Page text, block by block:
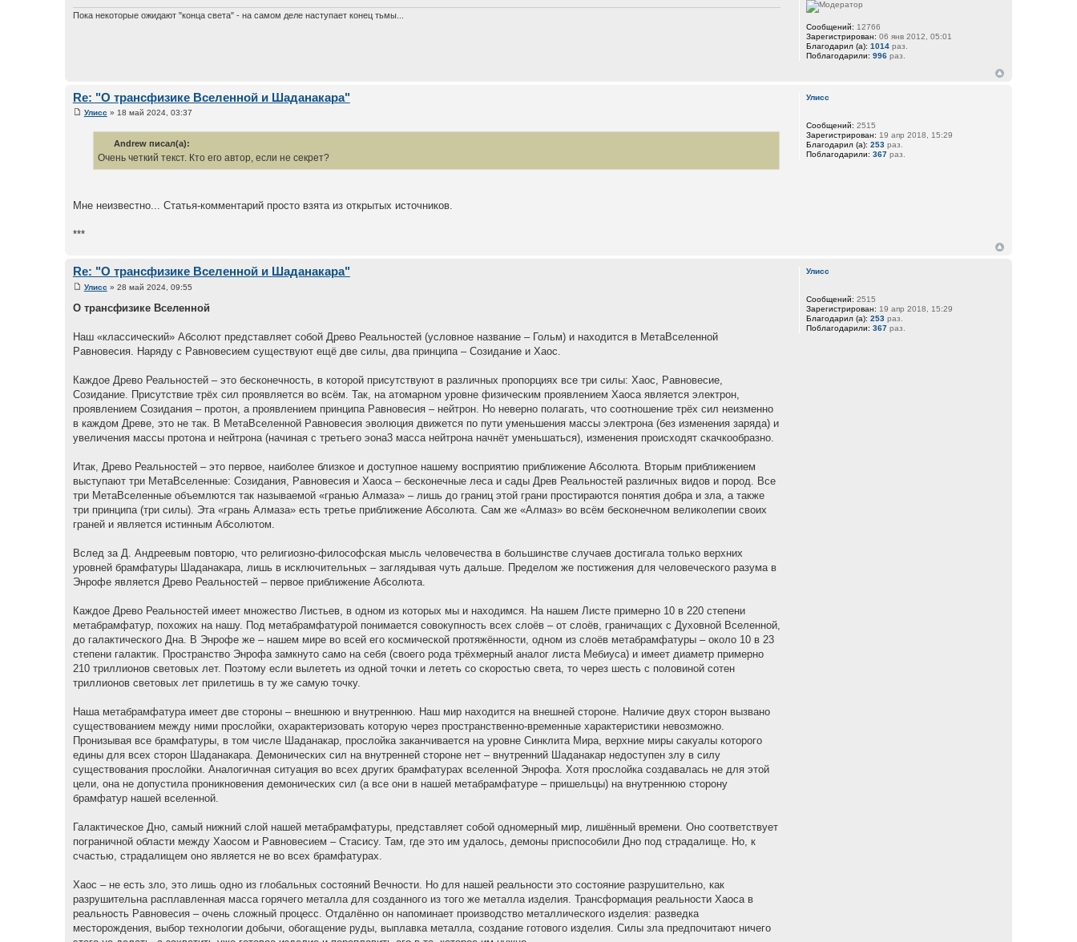
Пока некоторые ожидают "конца света" - на самом деле наступает конец тьмы...
Сообщений: 12766
Зарегистрирован: 06 янв 2012, 05:01
Благодарил (а): 1014раз.
Поблагодарили: 996раз.
Re: "О трансфизике Вселенной и Шаданакара"
Улисс » 18 май 2024, 03:37
Andrew писал(а):
Очень четкий текст. Кто его автор, если не секрет?
Мне неизвестно... Статья-комментарий просто взята из открытых источников.
***
Улисс
Сообщений: 2515
Зарегистрирован: 19 апр 2018, 15:29
Благодарил (а): 253раз.
Поблагодарили: 367раз.
Re: "О трансфизике Вселенной и Шаданакара"
Улисс » 28 май 2024, 09:55
О трансфизике Вселенной
Наш «классический» Абсолют представляет собой Древо Реальностей (условное название – Гольм) и находится в МетаВселенной
Равновесия. Наряду с Равновесием существуют ещё две силы, два принципа – Созидание и Хаос.
Каждое Древо Реальностей – это бесконечность, в которой присутствуют в различных пропорциях все три силы: Хаос, Равновесие,
Созидание. Присутствие трёх сил проявляется во всём. Так, на атомарном уровне физическим проявлением Хаоса является электрон,
проявлением Созидания – протон, а проявлением принципа Равновесия – нейтрон. Но неверно полагать, что соотношение трёх сил неизменно
в каждом Древе, это не так. В МетаВселенной Равновесия эволюция движется по пути уменьшения массы электрона (без изменения заряда) и
увеличения массы протона и нейтрона (начиная с третьего эона3 масса нейтрона начнёт уменьшаться), изменения происходят скачкообразно.
Итак, Древо Реальностей – это первое, наиболее близкое и доступное нашему восприятию приближение Абсолюта. Вторым приближением
выступают три МетаВселенные: Созидания, Равновесия и Хаоса – бесконечные леса и сады Древ Реальностей различных видов и пород. Все
три МетаВселенные объемлются так называемой «гранью Алмаза» – лишь до границ этой грани простираются понятия добра и зла, а также
три принципа (три силы). Эта «грань Алмаза» есть третье приближение Абсолюта. Сам же «Алмаз» во всём бесконечном великолепии своих
граней и является истинным Абсолютом.
Вслед за Д. Андреевым повторю, что религиозно-философская мысль человечества в большинстве случаев достигала только верхних
уровней брамфатуры Шаданакара, лишь в исключительных – заглядывая чуть дальше. Пределом же постижения для человеческого разума в
Энрофе является Древо Реальностей – первое приближение Абсолюта.
Каждое Древо Реальностей имеет множество Листьев, в одном из которых мы и находимся. На нашем Листе примерно 10 в 220 степени
метабрамфатур, похожих на нашу. Под метабрамфатурой понимается совокупность всех слоёв – от слоёв, граничащих с Духовной Вселенной,
до галактического Дна. В Энрофе же – нашем мире во всей его космической протяжённости, одном из слоёв метабрамфатуры – около 10 в 23
степени галактик. Пространство Энрофа замкнуто само на себя (своего рода трёхмерный аналог листа Мебиуса) и имеет диаметр примерно
210 триллионов световых лет. Поэтому если вылететь из одной точки и лететь со скоростью света, то через шесть с половиной сотен
триллионов световых лет прилетишь в ту же самую точку.
Наша метабрамфатура имеет две стороны – внешнюю и внутреннюю. Наш мир находится на внешней стороне. Наличие двух сторон вызвано
существованием между ними прослойки, охарактеризовать которую через пространственно-временные характеристики невозможно.
Пронизывая все брамфатуры, в том числе Шаданакар, прослойка заканчивается на уровне Синклита Мира, верхние миры сакуалы которого
едины для всех сторон Шаданакара. Демонических сил на внутренней стороне нет – внутренний Шаданакар недоступен злу в силу
существования прослойки. Аналогичная ситуация во всех других брамфатурах вселенной Энрофа. Хотя прослойка создавалась не для этой
цели, она не допустила проникновения демонических сил (а все они в нашей метабрамфатуре – пришельцы) на внутреннюю сторону
брамфатур нашей вселенной.
Галактическое Дно, самый нижний слой нашей метабрамфатуры, представляет собой одномерный мир, лишённый времени. Оно соответствует
пограничной области между Хаосом и Равновесием – Стасису. Там, где это им удалось, демоны приспособили Дно под страдалище. Но, к
счастью, страдалищем оно является не во всех брамфатурах.
Хаос – не есть зло, это лишь одно из глобальных состояний Вечности. Но для нашей реальности это состояние разрушительно, как
разрушительна расплавленная масса горячего металла для созданного из того же металла изделия. Трансформация реальности Хаоса в
реальность Равновесия – очень сложный процесс. Отдалённо он напоминает производство металлического изделия: разведка
месторождения, выбор технологии добычи, обогащение руды, выплавка металла, создание готового изделия. Силы зла предпочитают ничего
Улисс
Сообщений: 2515
Зарегистрирован: 19 апр 2018, 15:29
Благодарил (а): 253раз.
Поблагодарили: 367раз.